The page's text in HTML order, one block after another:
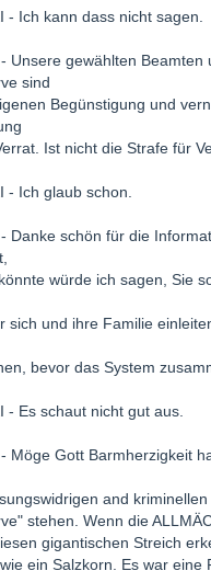
- Ich kann dass nicht sagen.
Unsere gewählten
sind
Begünstigung und
Ist nicht die Strafe für
- Ich glaub schon.
Danke schön für die
würde ich sagen, Sie
sich und ihre Familie
bevor das System
- Es schaut nicht gut aus.
Möge Gott Barmherzigkeit
and
stehen. Wenn die
gigantischen Streich
ein Salzkorn. Es war eine